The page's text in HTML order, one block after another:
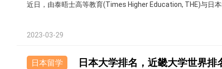
近日，由泰晤士高等教育(Times Higher Education, THE)与日
2023-03-29
日本留学 日本大学排名，近畿大学世界排